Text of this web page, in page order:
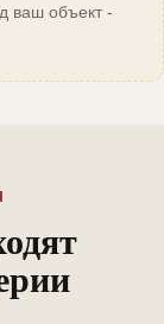
ваш объект -